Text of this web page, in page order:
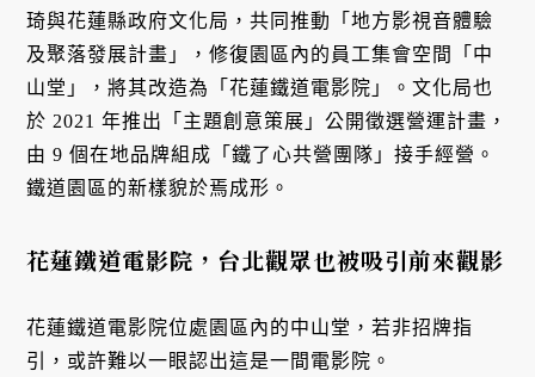
琦與花蓮縣政府文化局，共同推動「地方影視音體驗
及聚落發展計畫」，修復園區內的員工集會空間「中
山堂」，將其改造為「花蓮鐵道電影院」。文化局也
於 2021 年推出「主題創意策展」公開徵選營運計畫，
由 9 個在地品牌組成「鐵了心共營團隊」接手經營。
鐵道園區的新樣貌於焉成形。
花蓮鐵道電影院，台北觀眾也被吸引前來觀影
花蓮鐵道電影院位處園區內的中山堂，若非招牌指
引，或許難以一眼認出這是一間電影院。